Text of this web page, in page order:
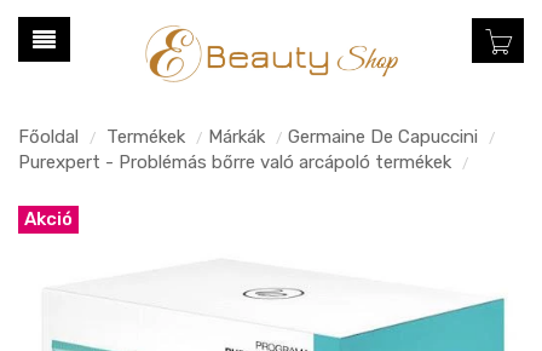
Főoldal / Termékek / Márkák / Germaine De Capuccini /
Purexpert - Problémás bőrre való arcápoló termékek /
Akció